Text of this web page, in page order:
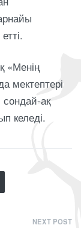
«Менің
мектептері
ақ
келеді.
NEXT POST